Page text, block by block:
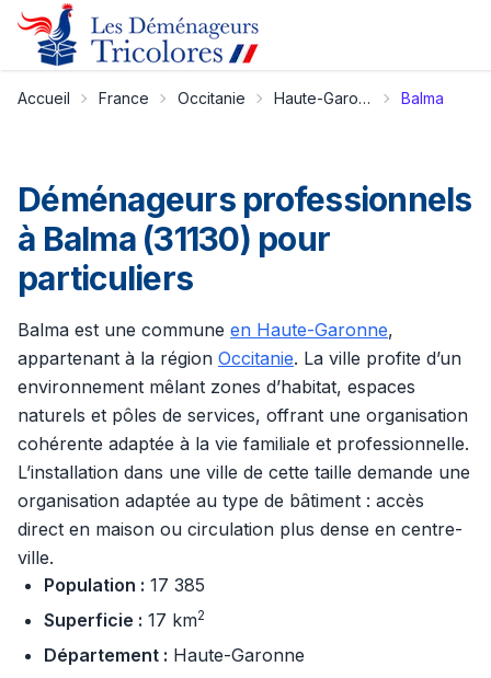
Accueil France Occitanie Haute-Garonne Balma
Déménageurs professionnels
à Balma (31130) pour
particuliers
Balma est une commune en Haute-Garonne,
appartenant à la région Occitanie. La ville profite d’un
environnement mêlant zones d’habitat, espaces
naturels et pôles de services, offrant une organisation
cohérente adaptée à la vie familiale et professionnelle.
L’installation dans une ville de cette taille demande une
organisation adaptée au type de bâtiment : accès
direct en maison ou circulation plus dense en centre-
ville.
Population : 17 385
Superficie : 17 km2
Département : Haute-Garonne